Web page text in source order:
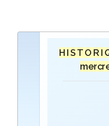
H I S T O R I